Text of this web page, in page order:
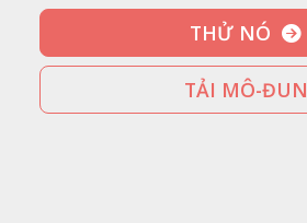
THỬ NÓ
TẢI MÔ-ĐUN